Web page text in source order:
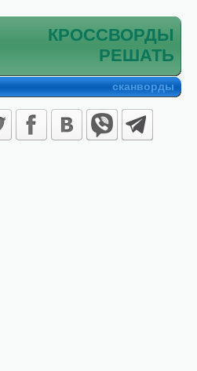
КРОССВОРДЫ
РЕШАТЬ
сканворды